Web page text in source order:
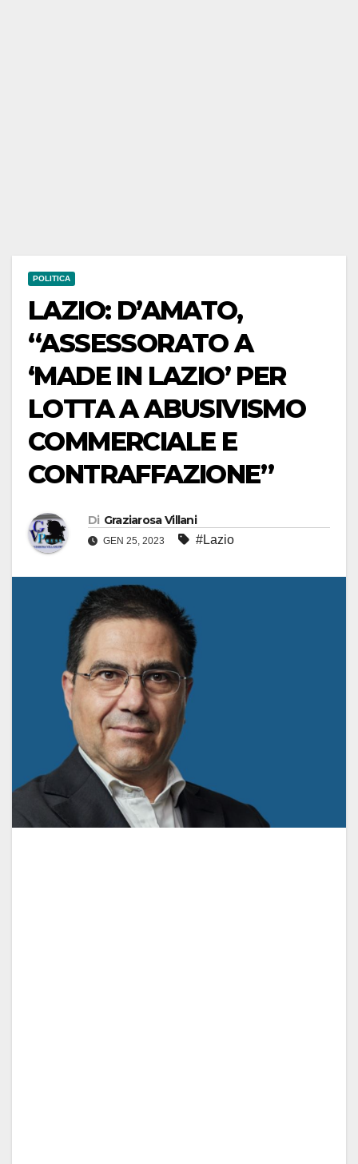
POLITICA
LAZIO: D’AMATO,
“ASSESSORATO A
‘MADE IN LAZIO’ PER
LOTTA A ABUSIVISMO
COMMERCIALE E
CONTRAFFAZIONE”
Di Graziarosa Villani
GEN 25, 2023 #Lazio